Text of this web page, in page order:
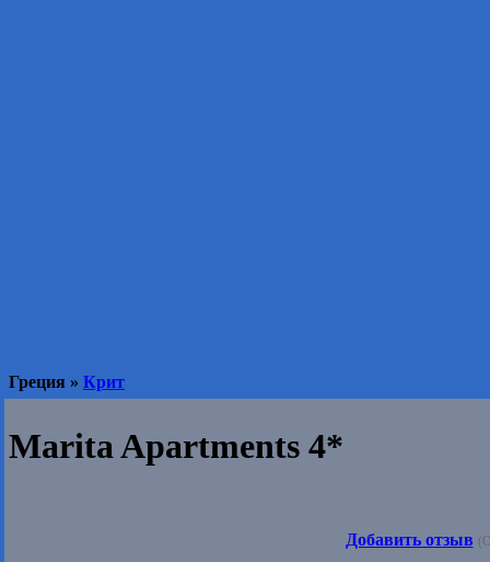
Греция » Крит
Marita Apartments 4*
Добавить отзыв